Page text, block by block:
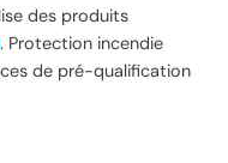
des produits
. Protection incendie
de pré-qualification